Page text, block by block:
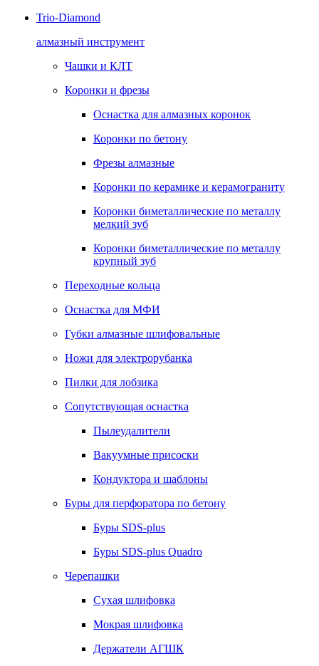
Trio-Diamond
алмазный инструмент
Чашки и КЛТ
Коронки и фрезы
Оснастка для алмазных коронок
Коронки по бетону
Фрезы алмазные
Коронки по керамике и керамограниту
Коронки биметаллические по металлу
мелкий зуб
Коронки биметаллические по металлу
крупный зуб
Переходные кольца
Оснастка для МФИ
Губки алмазные шлифовальные
Ножи для электрорубанка
Пилки для лобзика
Сопутствующая оснастка
Пылеудалители
Вакуумные присоски
Кондуктора и шаблоны
Буры для перфоратора по бетону
Буры SDS-plus
Буры SDS-plus Quadro
Черепашки
Сухая шлифовка
Мокрая шлифовка
Держатели АГШК